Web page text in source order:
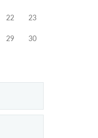
22 23
29 30